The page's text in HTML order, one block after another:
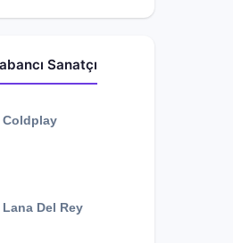
Sanatçı
Coldplay
Lana Del Rey